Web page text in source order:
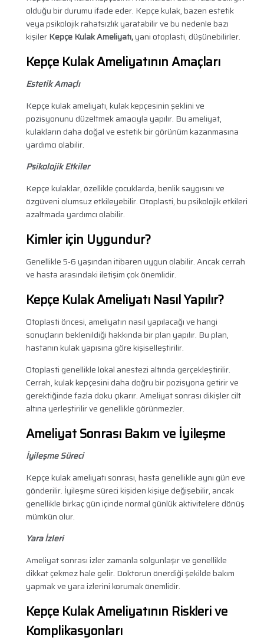
olduğu bir durumu ifade eder. Kepçe kulak, bazen estetik
veya psikolojik rahatsızlık yaratabilir ve bu nedenle bazı
kişilerKepçe Kulak Ameliyatı,yani otoplasti, düşünebilirler.
Kepçe Kulak Ameliyatının Amaçları
Estetik Amaçlı
Kepçe kulak ameliyatı, kulak kepçesinin şeklini ve
pozisyonunu düzeltmek amacıyla yapılır. Bu ameliyat,
kulakların daha doğal ve estetik bir görünüm kazanmasına
yardımcı olabilir.
Psikolojik Etkiler
Kepçe kulaklar, özellikle çocuklarda, benlik saygısını ve
özgüveni olumsuz etkileyebilir. Otoplasti, bu psikolojik etkileri
azaltmada yardımcı olabilir.
Kimler için Uygundur?
Genellikle 5-6 yaşından itibaren uygun olabilir. Ancak cerrah
ve hasta arasındaki iletişim çok önemlidir.
Kepçe Kulak Ameliyatı Nasıl Yapılır?
Otoplasti öncesi, ameliyatın nasıl yapılacağı ve hangi
sonuçların beklenildiği hakkında bir plan yapılır. Bu plan,
hastanın kulak yapısına göre kişiselleştirilir.
Otoplasti genellikle lokal anestezi altında gerçekleştirilir.
Cerrah, kulak kepçesini daha doğru bir pozisyona getirir ve
gerektiğinde fazla doku çıkarır. Ameliyat sonrası dikişler cilt
altına yerleştirilir ve genellikle görünmezler.
Ameliyat Sonrası Bakım ve İyileşme
İyileşme Süreci
Kepçe kulak ameliyatı sonrası, hasta genellikle aynı gün eve
gönderilir. İyileşme süreci kişiden kişiye değişebilir, ancak
genellikle birkaç gün içinde normal günlük aktivitelere dönüş
mümkün olur.
Yara İzleri
Ameliyat sonrası izler zamanla solgunlaşır ve genellikle
dikkat çekmez hale gelir. Doktorun önerdiği şekilde bakım
yapmak ve yara izlerini korumak önemlidir.
Kepçe Kulak Ameliyatının Riskleri ve
Komplikasyonları